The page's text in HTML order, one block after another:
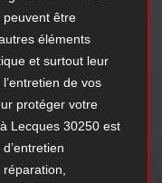
peuvent être
éléments
et surtout leur
de vos
protéger votre
Lecques 30250 est